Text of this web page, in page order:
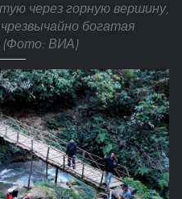
через горную вершину,
богатая
(Фото: ВИА)